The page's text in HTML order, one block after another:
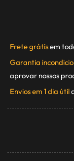
Frete grátisem
Garantia
aprovar nossos
Envios em 1 dia útil